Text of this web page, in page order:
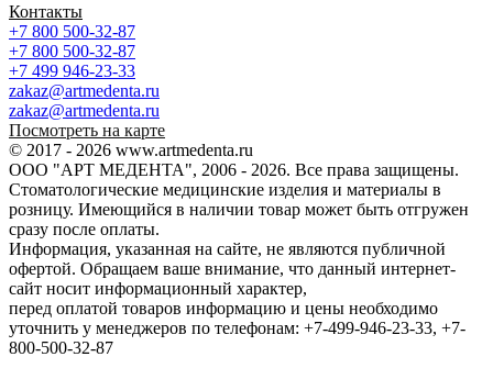
Контакты
+7 800 500-32-87
+7 800 500-32-87
+7 499 946-23-33
zakaz@artmedenta.ru
zakaz@artmedenta.ru
Посмотреть на карте
© 2017 - 2026 www.artmedenta.ru
ООО "АРТ МЕДЕНТА", 2006 - 2026. Все права защищены.
Стоматологические медицинские изделия и материалы в
розницу. Имеющийся в наличии товар может быть отгружен
сразу после оплаты.
Информация, указанная на сайте, не являются публичной
офертой. Обращаем ваше внимание, что данный интернет-
сайт носит информационный характер,
перед оплатой товаров информацию и цены необходимо
уточнить у менеджеров по телефонам: +7-499-946-23-33, +7-
800-500-32-87